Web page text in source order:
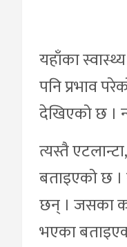
यहाँका
पनि प्रभाव
देखिएको छ ।
त्यस्तै
बताइएको छ ।
छन् । जसका
भएका